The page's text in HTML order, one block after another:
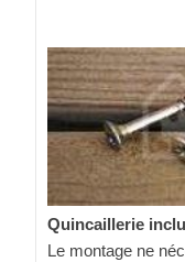
Quincaillerie
Le montage ne